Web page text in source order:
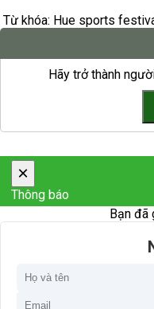
Từ khóa: Hue sports
Hãy trở thành
×
Thông báo
Bạn đã